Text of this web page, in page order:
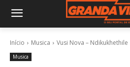
Início Musica Vusi Nova – Ndikukhethile
Musica